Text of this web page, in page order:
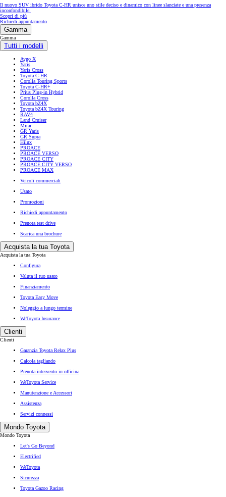
Il nuovo SUV ibrido Toyota C-HR unisce uno stile deciso e dinamico con linee slanciate e una presenza
inconfondibile.
Scopri di più
Richiedi appuntamento
Gamma
Gamma
Tutti i modelli
Aygo X
Yaris
Yaris Cross
Toyota C-HR
Corolla Touring Sports
Toyota C-HR+
Prius Plug-in Hybrid
Corolla Cross
Toyota bZ4X
Toyota bZ4X Touring
RAV4
Land Cruiser
Mirai
GR Yaris
GR Supra
Hilux
PROACE
PROACE VERSO
PROACE CITY
PROACE CITY VERSO
PROACE MAX
Veicoli commerciali
Usato
Promozioni
Richiedi appuntamento
Prenota test drive
Scarica una brochure
Acquista la tua Toyota
Acquista la tua Toyota
Configura
Valuta il tuo usato
Finanziamento
Toyota Easy Move
Noleggio a lungo termine
WeToyota Insurance
Clienti
Clienti
Garanzia Toyota Relax Plus
Calcola tagliando
Prenota intervento in officina
WeToyota Service
Manutenzione e Accessori
Assistenza
Servizi connessi
Mondo Toyota
Mondo Toyota
Let's Go Beyond
Electrified
WeToyota
Sicurezza
Toyota Gazoo Racing